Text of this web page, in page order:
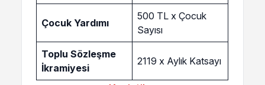
Çocuk Yardımı
500 TL x Çocuk
Sayısı
Toplu Sözleşme
İkramiyesi
2119 x Aylık Katsayı